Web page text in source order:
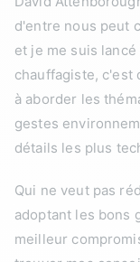
d'entre nous peut
et je me suis
chauffagiste, c'est
à aborder les
gestes
détails les plus
Qui ne veut pas
adoptant les bons
meilleur